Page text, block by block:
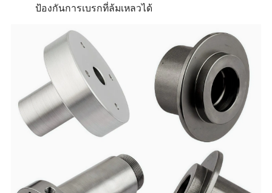
ป้องกันการเบรกที่ล้มเหลวได้